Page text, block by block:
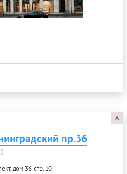
A
пр.36
дом 36, стр. 10